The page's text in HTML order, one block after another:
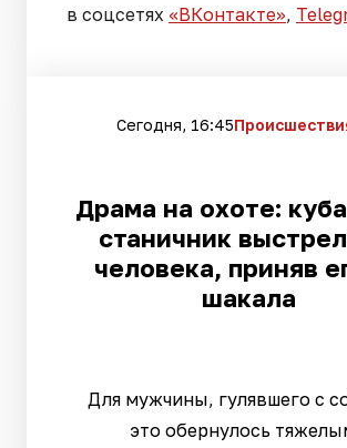
в соцсетях «ВКонтакте»,
Сегодня, 16:45
Драма на охоте:
станичник
человека, приняв
шакала
Для мужчины, гулявшего с
это обернулось